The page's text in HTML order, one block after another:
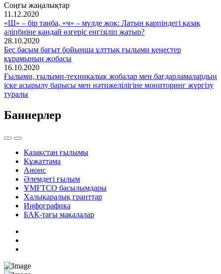
Соңғы жаңалықтар
11.12.2020
«Ш» – бір таңба, «ч» – мүлде жоқ: Латын қарпіндегі қазақ
әліпбиіне қандай өзгеріс енгізіліп жатыр?
28.10.2020
Бес басым бағыт бойынша ұлттық ғылыми кеңестер
құрамының жобасы
16.10.2020
Ғылыми, ғылыми-техникалық жобалар мен бағдарламалардың
іске асырылу барысы мен нәтижелілігіне мониторинг жүргізу
туралы
Баннерлер
Қазақстан ғылымы
Құжаттама
Анонс
Әлемдегі ғылым
ҰМҒТСО басылымдары
Халықаралық гранттар
Инфографика
БАҚ-тағы мақалалар